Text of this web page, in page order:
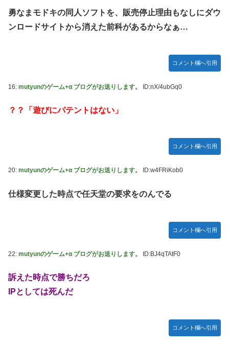
勇なまモドキの同人ソフトを、販売停止理由もなしにダウ
ンロードサイトから消えた前科があるからなぁ…
コメント欄へ引用
16: mutyunのゲーム+α ブログがお送りします。 ID:nX/4ubGq0
？？「遊びにパテントはない」
コメント欄へ引用
20: mutyunのゲーム+α ブログがお送りします。 ID:w4FRiKob0
仕様変更した時点で任天堂の要求をのんでる
コメント欄へ引用
22: mutyunのゲーム+α ブログがお送りします。 ID:BJ4qTAtF0
訴えた時点で勝ちだろ
IPとしては死んだ
コメント欄へ引用